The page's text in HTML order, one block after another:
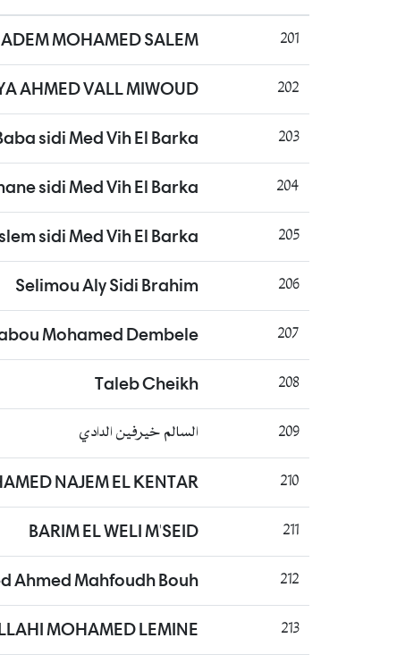
201
MOHAMED SALEM
202
AHMED VALL MIWOUD
203
sidi Med Vih El Barka
204
sidi Med Vih El Barka
205
sidi Med Vih El Barka
206
Selimou Aly Sidi Brahim
207
Mohamed Dembele
208
Taleb Cheikh
209 السالم خيرفين الدادي
210
NAJEM EL KENTAR
211
BARIM EL WELI M'SEID
212
Ahmed Mahfoudh Bouh
213
MOHAMED LEMINE